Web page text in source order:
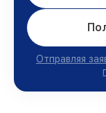
Отправляя